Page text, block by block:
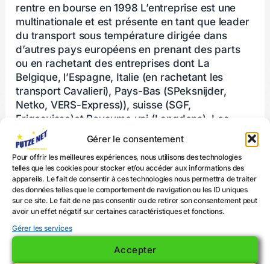
Gérer le consentement
Pour offrir les meilleures expériences, nous utilisons des technologies
telles que les cookies pour stocker et/ou accéder aux informations des
appareils. Le fait de consentir à ces technologies nous permettra de traiter
des données telles que le comportement de navigation ou les ID uniques
sur ce site. Le fait de ne pas consentir ou de retirer son consentement peut
avoir un effet négatif sur certaines caractéristiques et fonctions.
Gérer les services
Accepter
rentre en bourse en 1998 L’entreprise est une
multinationale et est présente en tant que leader
du transport sous température dirigée dans
d’autres pays européens en prenant des parts
ou en rachetant des entreprises dont La
Belgique, l’Espagne, Italie (en rachetant les
transport Cavalieri), Pays-Bas (SPeksnijder,
Netko, VERS-Express)), suisse (SGF,
Frigosuisse)et Royaume uni (Langdons). Les
clients sont l’industrie agroalimentaire, la grande
distribution, des grossistes ou restaurateurs. En
2012 Restructuration simplifiée- La filiale
Tradimar disparaît et STEF-TFE devient STEF EN
2020, STEF a fété ses 100 ans et poursuit son
développement En 2022 STEF réalise + 4264
millions d’euros, et emploie 22000 salariés
répartis sur 246 plateformes STEF, leader de la
du transport à température dirigée. Au fil des